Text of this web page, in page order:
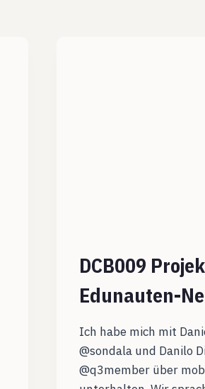
DCB009
Edunauten-
Ich habe mich mit
@sondala und Danilo
@q3member über